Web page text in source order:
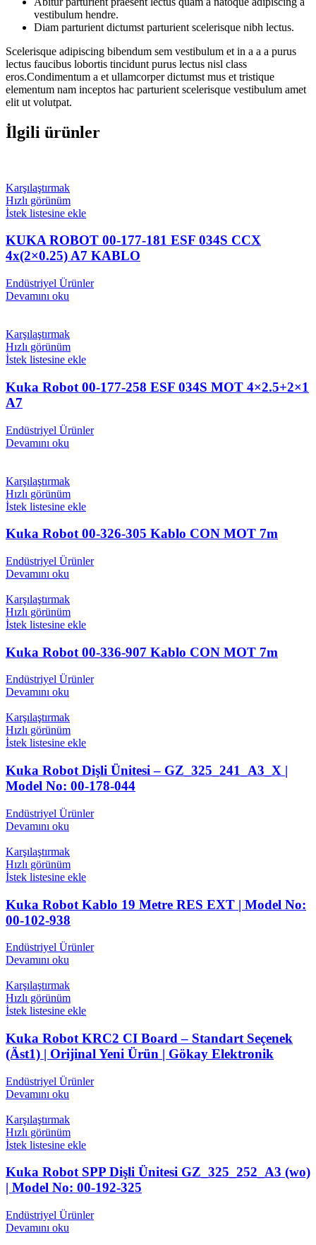
vestibulum hendre.
Diam parturient dictumst parturient scelerisque nibh lectus.
Scelerisque adipiscing bibendum sem vestibulum et in a a a purus
lectus faucibus lobortis tincidunt purus lectus nisl class
eros.Condimentum a et ullamcorper dictumst mus et tristique
elementum nam inceptos hac parturient scelerisque vestibulum amet
elit ut volutpat.
İlgili ürünler
Karşılaştırmak
Hızlı görünüm
İstek listesine ekle
KUKA ROBOT 00-177-181 ESF 034S CCX
4x(2×0.25) A7 KABLO
Endüstriyel Ürünler
Devamını oku
Karşılaştırmak
Hızlı görünüm
İstek listesine ekle
Kuka Robot 00-177-258 ESF 034S MOT 4×2.5+2×1
A7
Endüstriyel Ürünler
Devamını oku
Karşılaştırmak
Hızlı görünüm
İstek listesine ekle
Kuka Robot 00-326-305 Kablo CON MOT 7m
Endüstriyel Ürünler
Devamını oku
Karşılaştırmak
Hızlı görünüm
İstek listesine ekle
Kuka Robot 00-336-907 Kablo CON MOT 7m
Endüstriyel Ürünler
Devamını oku
Karşılaştırmak
Hızlı görünüm
İstek listesine ekle
Kuka Robot Dişli Ünitesi – GZ_325_241_A3_X |
Model No: 00-178-044
Endüstriyel Ürünler
Devamını oku
Karşılaştırmak
Hızlı görünüm
İstek listesine ekle
Kuka Robot Kablo 19 Metre RES EXT | Model No:
00-102-938
Endüstriyel Ürünler
Devamını oku
Karşılaştırmak
Hızlı görünüm
İstek listesine ekle
Kuka Robot KRC2 CI Board – Standart Seçenek
(Äst1) | Orijinal Yeni Ürün | Gökay Elektronik
Endüstriyel Ürünler
Devamını oku
Karşılaştırmak
Hızlı görünüm
İstek listesine ekle
Kuka Robot SPP Dişli Ünitesi GZ_325_252_A3 (wo)
| Model No: 00-192-325
Endüstriyel Ürünler
Devamını oku